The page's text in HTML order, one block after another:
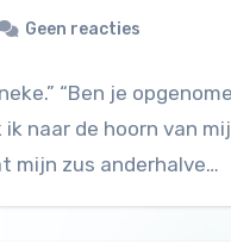
Geen reacties
“Ben je
ik naar de hoorn van
mijn zus anderhalve…